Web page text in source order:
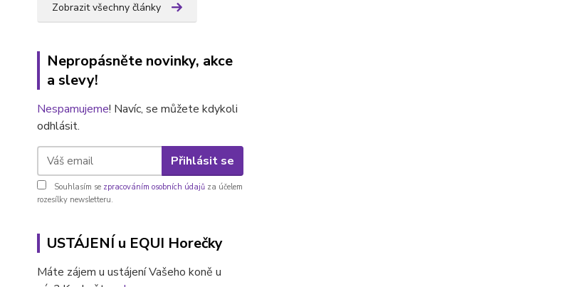
Zobrazit všechny články
Nepropásněte novinky, akce
a slevy!
Nespamujeme! Navíc, se můžete kdykoli
odhlásit.
Přihlásit se
Souhlasím se zpracováním osobních údajů za účelem
rozesílky newsletteru.
USTÁJENÍ u EQUI Horečky
Máte zájem u ustájení Vašeho koně u